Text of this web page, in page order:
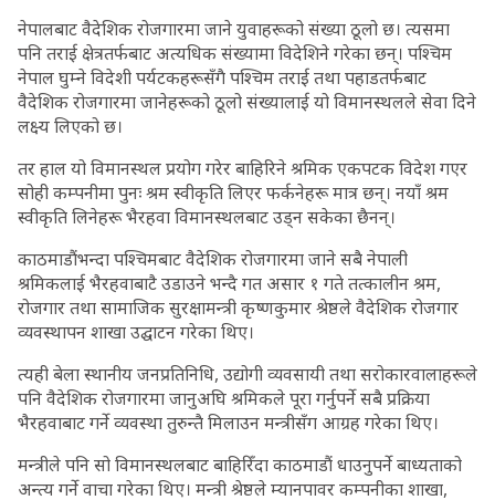
नेपालबाट वैदेशिक रोजगारमा जाने युवाहरूको संख्या ठूलो छ। त्यसमा
पनि तराई क्षेत्रतर्फबाट अत्यधिक संख्यामा विदेशिने गरेका छन्। पश्चिम
नेपाल घुम्ने विदेशी पर्यटकहरूसँगै पश्चिम तराई तथा पहाडतर्फबाट
वैदेशिक रोजगारमा जानेहरूको ठूलो संख्यालाई यो विमानस्थलले सेवा दिने
लक्ष्य लिएको छ।
तर हाल यो विमानस्थल प्रयोग गरेर बाहिरिने श्रमिक एकपटक विदेश गएर
सोही कम्पनीमा पुनः श्रम स्वीकृति लिएर फर्कनेहरू मात्र छन्। नयाँ श्रम
स्वीकृति लिनेहरू भैरहवा विमानस्थलबाट उड्न सकेका छैनन्।
काठमाडौंभन्दा पश्चिमबाट वैदेशिक रोजगारमा जाने सबै नेपाली
श्रमिकलाई भैरहवाबाटै उडाउने भन्दै गत असार १ गते तत्कालीन श्रम,
रोजगार तथा सामाजिक सुरक्षामन्त्री कृष्णकुमार श्रेष्ठले वैदेशिक रोजगार
व्यवस्थापन शाखा उद्घाटन गरेका थिए।
त्यही बेला स्थानीय जनप्रतिनिधि, उद्योगी व्यवसायी तथा सरोकारवालाहरूले
पनि वैदेशिक रोजगारमा जानुअघि श्रमिकले पूरा गर्नुपर्ने सबै प्रक्रिया
भैरहवाबाट गर्ने व्यवस्था तुरुन्तै मिलाउन मन्त्रीसँग आग्रह गरेका थिए।
मन्त्रीले पनि सो विमानस्थलबाट बाहिरिँदा काठमाडौं धाउनुपर्ने बाध्यताको
अन्त्य गर्ने वाचा गरेका थिए। मन्त्री श्रेष्ठले म्यानपावर कम्पनीका शाखा,